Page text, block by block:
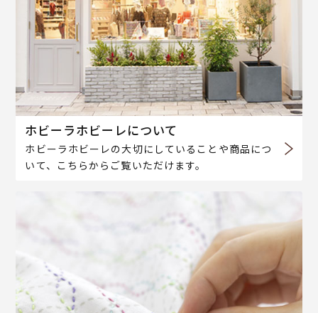
ホビーラホビーレについて
ホビーラホビーレの大切にしていることや商品につ
いて、こちらからご覧いただけます。